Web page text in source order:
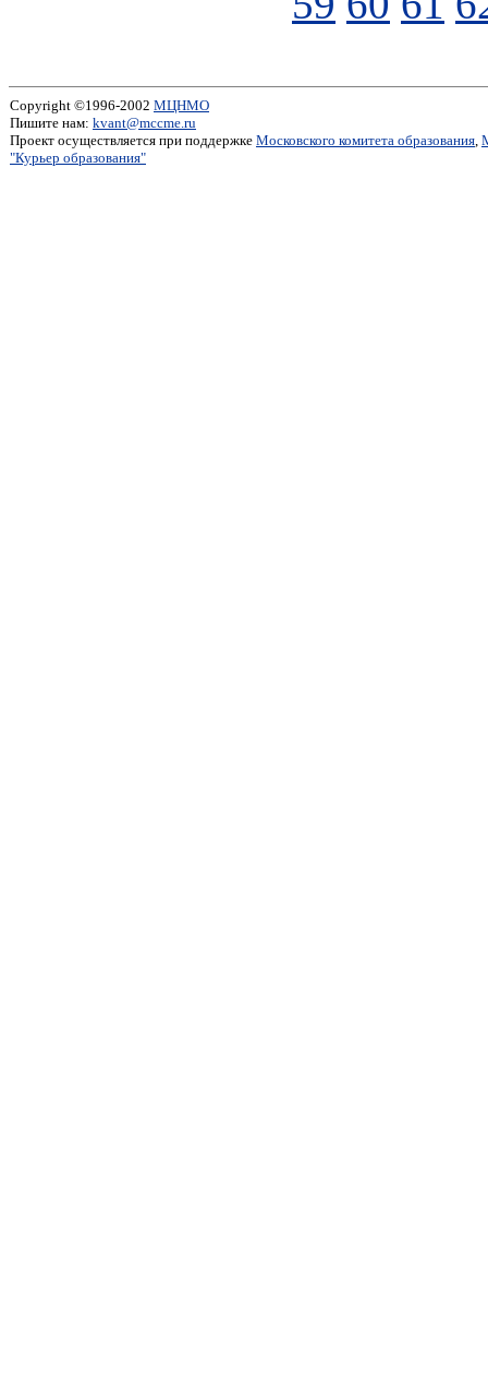
Copyright ©1996-2002 МЦНМО
Пишите нам: kvant@mccme.ru
Проект осуществляется при поддержке Московского комитета образования,
"Курьер образования"